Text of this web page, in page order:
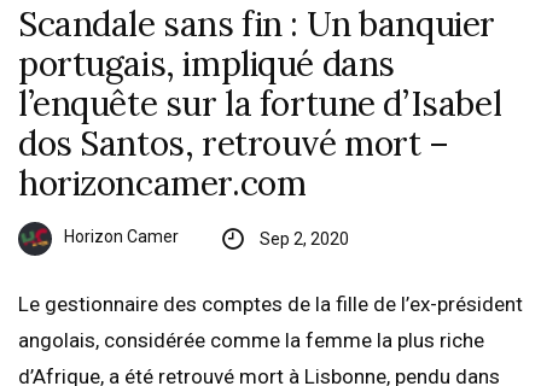
Scandale sans fin : Un banquier
portugais, impliqué dans
l’enquête sur la fortune d’Isabel
dos Santos, retrouvé mort –
horizoncamer.com
Horizon Camer Sep 2, 2020
Le gestionnaire des comptes de la fille de l’ex-président
angolais, considérée comme la femme la plus riche
d’Afrique, a été retrouvé mort à Lisbonne, pendu dans